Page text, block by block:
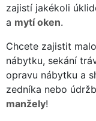
zajistí jakékoli
a mytí oken.
Chcete zajistit
nábytku, sekání
opravu nábytku a
zedníka nebo
manžely!